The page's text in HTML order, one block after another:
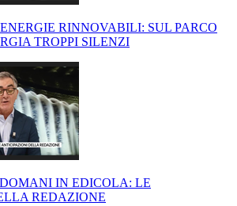
RINNOVABILI: SUL PARCO
TROPPI SILENZI
IN EDICOLA: LE
REDAZIONE